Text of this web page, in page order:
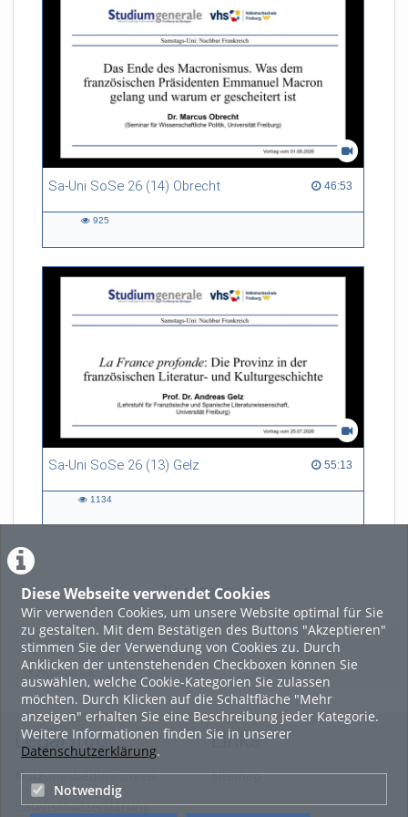
Diese Webseite verwendet Cookies
Wir verwenden Cookies, um unsere Website optimal für Sie
zu gestalten. Mit dem Bestätigen des Buttons "Akzeptieren"
stimmen Sie der Verwendung von Cookies zu. Durch
Anklicken der untenstehenden Checkboxen können Sie
auswählen, welche Cookie-Kategorien Sie zulassen
möchten. Durch Klicken auf die Schaltfläche "Mehr
anzeigen" erhalten Sie eine Beschreibung jeder Kategorie.
Weitere Informationen finden Sie in unserer
Datenschutzerklärung.
Notwendig
Sa-Uni SoSe 26 (14) Obrecht 46:53
46:53 duration
925
Sa-Uni SoSe 26 (13) Gelz 55:13
55:13 duration
1134
LADE MEHR
Featured
Beliebtheit
Legal Info
Nutzungsbedingungen
Datenschutzerklärung
Links
Sitemap